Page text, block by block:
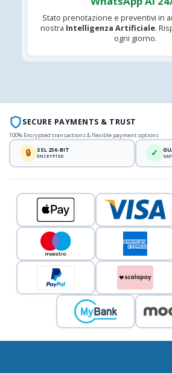
Stato prenotazione e preventivi in
nostra Intelligenza Artificiale.
ogni giorno.
SECURE PAYMENTS & TRUST
100% Encrypted transactions & flexible payment options
🔒 SSL 256-BIT
ENCRYPTED ✓